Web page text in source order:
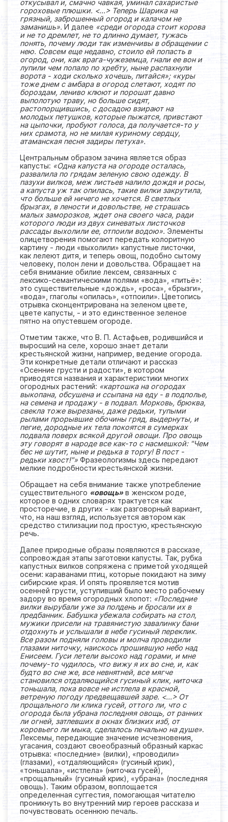
откусывал и, смачно чавкая, уминал сахаристые
гороховые плюшки. <...> Теперь Шарика на
грязный, заброшенный огород и калачом не
заманишь». И далее «среди огорода стоит корова
и не то дремлет, не то длинно думает, тужась
понять, почему люди так изменчивы в обращении с
нею. Совсем еще недавно, стоило ей попасть в
огород, они, как врага-чужеземца, гнали ее вон и
лупили чем попало по хребту, ныне распахнули
ворота - ходи сколько хочешь, питайся»; «куры
тоже днем с амбара в огород слетают, ходят по
бороздам, лениво клюют и порошат давно
выполотую траву, но больше сидят,
растопорщившись, с досадою взирают на
молодых петушков, которые пыжатся, привстают
на цыпочки, пробуют голоса, да получается-то у
них срамота, но не милая куриному сердцу,
атаманская песня задиры петуха».
Центральным образом зачина является образ
капусты: «Одна капуста на огороде осталась,
развалила по грядам зеленую свою одежду. В
пазухи вилков, меж листьев налило дождя и росы,
а капуста уж так опилась, такие вилки закрутила,
что больше ей ничего не хочется. В светлых
брызгах, в лености и довольстве, не страшась
малых заморозков, ждет она своего часа, ради
которого люди из двух синеватых листочков
рассады выхолили ее, отпоили водою». Элементы
олицетворения помогают передать колоритную
картину - люди «выхолили» капустные листочки,
как лелеют дитя, и теперь овощ, подобно сытому
человеку, полон лени и довольства. Обращает на
себя внимание обилие лексем, связанных с
лексико-семантическими полями «вода», «питьё»:
это существительные «дождь», «роса», «брызги»,
«вода», глаголы «опилась», «отпоили». Цветопись
отрывка сконцентрирована на зеленом цвете,
цвете капусты, - и это единственное зеленое
пятно на опустевшем огороде.
Отметим также, что В. П. Астафьев, родившийся и
выросший на селе, хорошо знает детали
крестьянской жизни, например, ведение огорода.
Эти конкретные детали отличают и рассказ
«Осенние грусти и радости», в котором
приводятся названия и характеристики многих
огородных растений: «картошка на огородах
выкопана, обсушена и ссыпана на еду - в подполье,
на семена и продажу - в подвал. Морковь, брюква,
свекла тоже вырезаны, даже редьки, тупыми
рылами прорывшие обочины гряд, выдернуты, и
пегие, дородные их тела покоятся в сумерках
подвала поверх всякой другой овощи. Про овощь
эту говорят в народе все как-то с насмешкой: "Чем
бес не шутит, ныне и редька в торгу! В пост -
редьки хвост!"» Фразеологизмы здесь передают
мелкие подробности крестьянской жизни.
Обращает на себя внимание также употребление
существительного «овощь»в женском роде,
которое в одних словарях трактуется как
просторечие, в других - как разговорный вариант,
что, на наш взгляд, используется автором как
средство стилизации под простую, крестьянскую
речь.
Далее природные образы появляются в рассказе,
сопровождая этапы заготовки капусты. Так, рубка
капустных вилков сопряжена с приметой уходящей
осени: караванами птиц, которые покидают на зиму
сибирские края. И опять проявляется мотив
осенней грусти, уступивший было место рабочему
задору во время огородных хлопот: «Последние
вилки вырубали уже за полдень и бросали их в
предбанник. Бабушка убежала собирать на стол,
мужики присели на травянистую завалинку бани
отдохнуть и услышали в небе гусиный переклик.
Все разом подняли головы и молча проводили
глазами ниточку, наискось прошившую небо над
Енисеем. Гуси летели высоко над горами, и мне
почему-то чудилось, что вижу я их во сне, и, как
будто во сне же, все невнятней, все мягче
становился отдаляющийся гусиный клик, ниточка
тоньшала, пока вовсе не истлела в красной,
ветреную погоду предвещавшей заре. <...> От
прощального ли клика гусей, оттого ли, что с
огорода была убрана последняя овощь, от ранних
ли огней, затлевших в окнах близких изб, от
коровьего ли мыка, сделалось печально на душе».
Лексемы, передающие значение исчезновения,
угасания, создают своеобразный образный каркас
отрывка: «последние» (вилки), «проводили»
(глазами), «отдаляющийся» (гусиный крик),
«тоньшала», «истлела» (ниточка гусей),
«прощальный» (гусиный крик), «убрана» (последняя
овощь). Таким образом, воплощается
определенная суггестия, помогающая читателю
проникнуть во внутренний мир героев рассказа и
почувствовать осеннюю печаль.